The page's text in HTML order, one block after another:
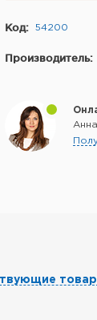
Код: 54200
Производитель: